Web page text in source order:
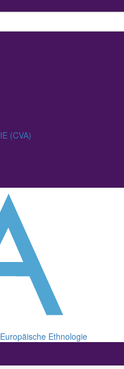
(CVA)
Ethnologie